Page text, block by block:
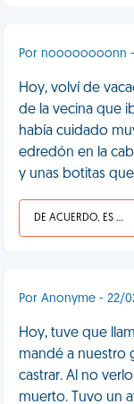
Por noooooooonn -
Hoy, volví de
de la vecina que
había cuidado
edredón en la
y unas botitas
DE ACUERDO, ES UNA VIDA HP
Por Anonyme - 22/
Hoy, tuve que
mandé a nuestro
castrar. Al no
muerto. Tuvo un